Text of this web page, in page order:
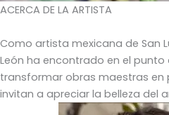
ACERCA DE LA ARTISTA
Como artista mexicana de San
León ha encontrado en el
transformar obras maestras en
invitan a apreciar la belleza del